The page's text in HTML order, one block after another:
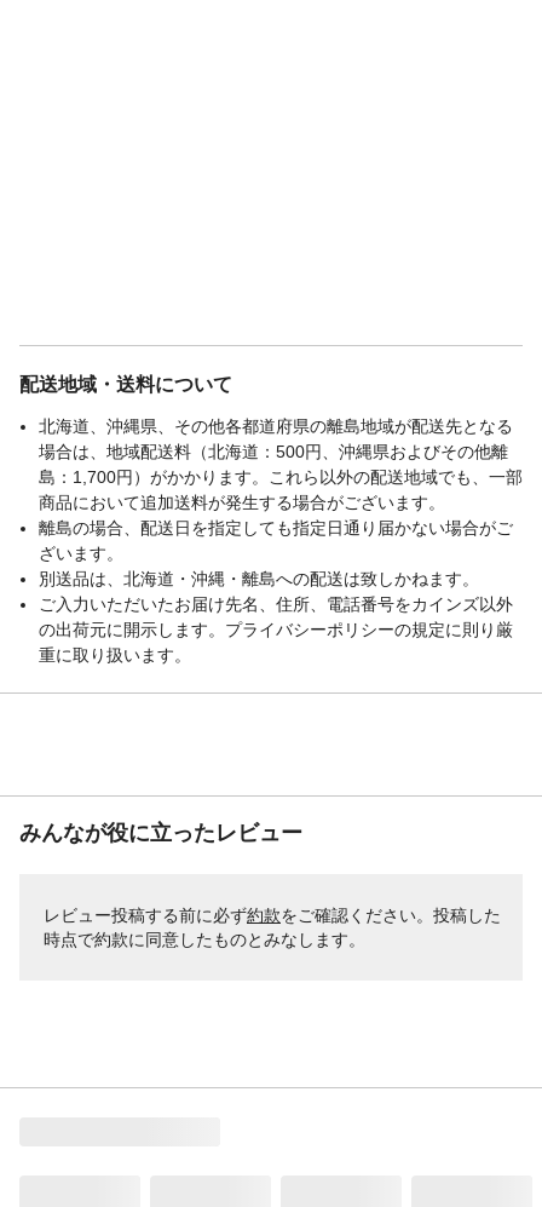
配送地域・送料について
北海道、沖縄県、その他各都道府県の離島地域が配送先となる
場合は、地域配送料（北海道：500円、沖縄県およびその他離
島：1,700円）がかかります。これら以外の配送地域でも、一部
商品において追加送料が発生する場合がございます。
離島の場合、配送日を指定しても指定日通り届かない場合がご
ざいます。
別送品は、北海道・沖縄・離島への配送は致しかねます。
ご入力いただいたお届け先名、住所、電話番号をカインズ以外
の出荷元に開示します。プライバシーポリシーの規定に則り厳
重に取り扱います。
みんなが役に立ったレビュー
レビュー投稿する前に必ず約款をご確認ください。投稿した
時点で約款に同意したものとみなします。